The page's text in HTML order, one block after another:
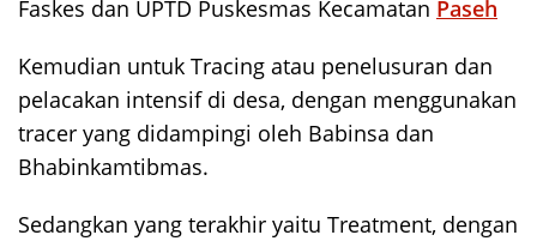
Faskes dan UPTD Puskesmas Kecamatan Paseh
Kemudian untuk Tracing atau penelusuran dan
pelacakan intensif di desa, dengan menggunakan
tracer yang didampingi oleh Babinsa dan
Bhabinkamtibmas.
Sedangkan yang terakhir yaitu Treatment, dengan